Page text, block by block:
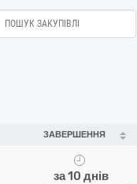
ЗАВЕРШЕННЯ
за 10 днів